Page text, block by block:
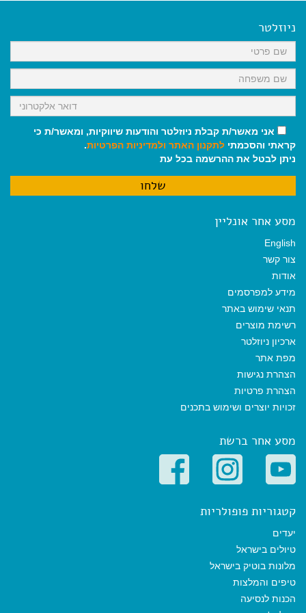
k
p
m
ניוזלטר
אני מאשר/ת קבלת ניוזלטר והודעות שיווקיות, ומאשר/ת כי
קראתי והסכמתי לתקנון האתר ולמדיניות הפרטיות.
ניתן לבטל את ההרשמה בכל עת
מסע אחר אונליין
English
צור קשר
אודות
מידע למפרסמים
תנאי שימוש באתר
רשימת מוצרים
ארכיון ניוזלטר
מפת אתר
הצהרת נגישות
הצהרת פרטיות
זכויות יוצרים ושימוש בתכנים
מסע אחר ברשת
קטגוריות פופולריות
יעדים
טיולים בישראל
מלונות בוטיק בישראל
טיפים והמלצות
הכנות לנסיעה